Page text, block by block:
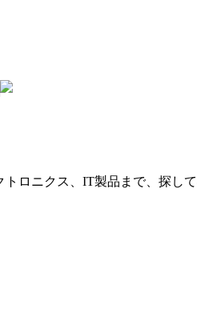
ロニクス、IT製品まで、探し